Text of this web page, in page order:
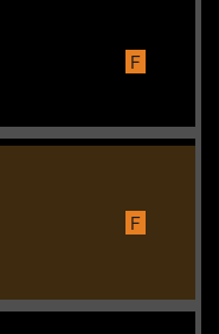
F
F